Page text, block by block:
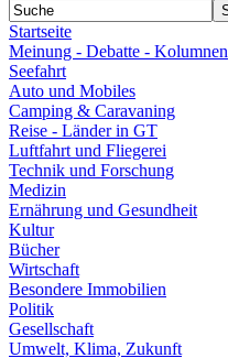
Startseite
Meinung - Debatte - Kolumnen
Seefahrt
Auto und Mobiles
Camping & Caravaning
Reise - Länder in GT
Luftfahrt und Fliegerei
Technik und Forschung
Medizin
Ernährung und Gesundheit
Kultur
Bücher
Wirtschaft
Besondere Immobilien
Politik
Gesellschaft
Umwelt, Klima, Zukunft